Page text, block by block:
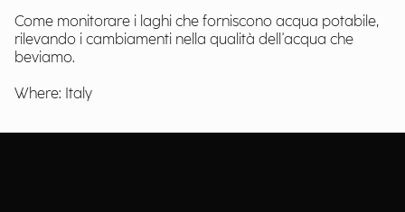
Come monitorare i laghi che forniscono acqua potabile,
rilevando i cambiamenti nella qualità dell'acqua che
beviamo.
Where: Italy